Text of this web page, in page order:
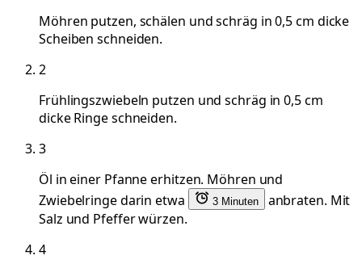
Möhren putzen, schälen und schräg in 0,5 cm dicke
Scheiben schneiden.
2
Frühlingszwiebeln putzen und schräg in 0,5 cm
dicke Ringe schneiden.
3
Öl in einer Pfanne erhitzen. Möhren und
Zwiebelringe darin etwa
3 Minuten
anbraten. Mit
Salz und Pfeffer würzen.
4